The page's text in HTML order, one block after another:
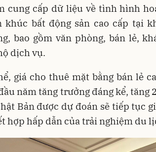
cung cấp dữ liệu về tình hình
khúc bất động sản cao cấp tại
bao gồm văn phòng, bán lẻ,
dịch vụ.
giá cho thuê mặt bằng bán lẻ
năm tăng trưởng đáng kể, tăng
Bản được dự đoán sẽ tiếp tục
hợp hấp dẫn của trải nghiệm du